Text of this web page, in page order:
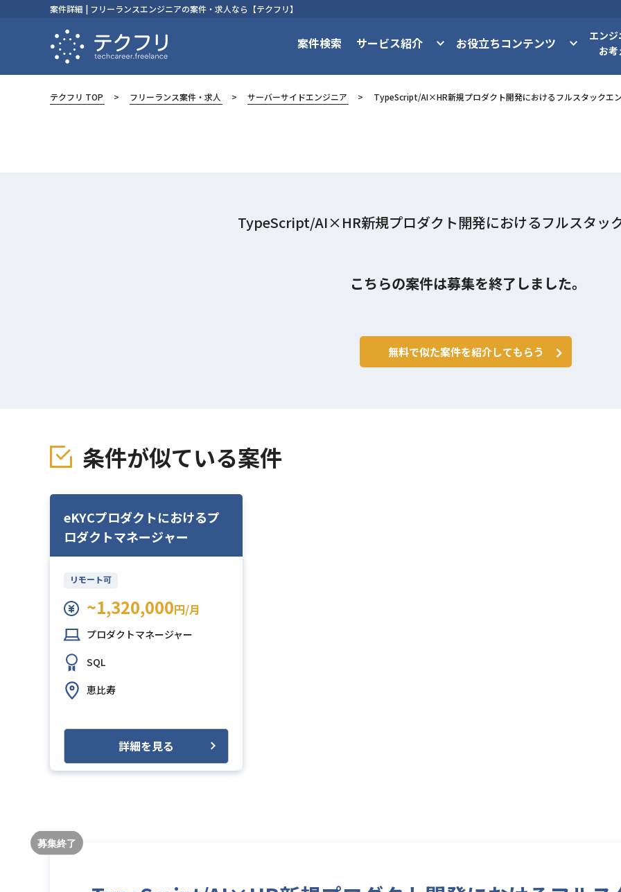
案件詳細 | フリーランスエンジニアの案件・求人なら【テクフリ】
案件検索 サービス紹介 お役立ちコンテンツ
エン
お
テクフリ TOP フリーランス案件・求人 サーバーサイドエンジニア TypeScript/AI×HR新規プロダクト開発におけるフルスタックエ
TypeScript/AI×HR新規プロダクト開発におけるフルスタッ
こちらの案件は募集を終了しました。
無料で似た案件を紹介してもらう
条件が似ている案件
eKYCプロダクトにおけるプ
ロダクトマネージャー
リモート可
~1,320,000円/月
プロダクトマネージャー
SQL
恵比寿
詳細を見る